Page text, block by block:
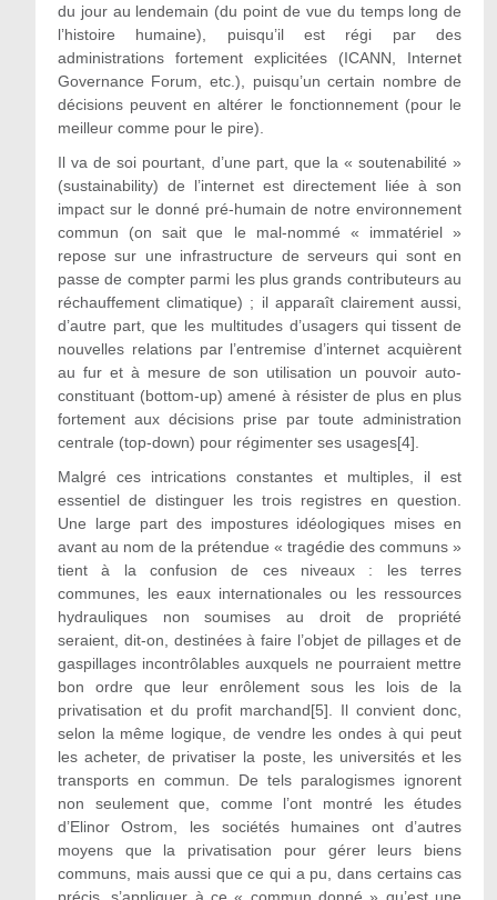
du jour au lendemain (du point de vue du temps long de
l’histoire humaine), puisqu’il est régi par des
administrations fortement explicitées (ICANN, Internet
Governance Forum, etc.), puisqu’un certain nombre de
décisions peuvent en altérer le fonctionnement (pour le
meilleur comme pour le pire).
Il va de soi pourtant, d’une part, que la « soutenabilité »
(sustainability) de l’internet est directement liée à son
impact sur le donné pré-humain de notre environnement
commun (on sait que le mal-nommé « immatériel »
repose sur une infrastructure de serveurs qui sont en
passe de compter parmi les plus grands contributeurs au
réchauffement climatique) ; il apparaît clairement aussi,
d’autre part, que les multitudes d’usagers qui tissent de
nouvelles relations par l’entremise d’internet acquièrent
au fur et à mesure de son utilisation un pouvoir auto-
constituant (bottom-up) amené à résister de plus en plus
fortement aux décisions prise par toute administration
centrale (top-down) pour régimenter ses usages[4].
Malgré ces intrications constantes et multiples, il est
essentiel de distinguer les trois registres en question.
Une large part des impostures idéologiques mises en
avant au nom de la prétendue « tragédie des communs »
tient à la confusion de ces niveaux : les terres
communes, les eaux internationales ou les ressources
hydrauliques non soumises au droit de propriété
seraient, dit-on, destinées à faire l’objet de pillages et de
gaspillages incontrôlables auxquels ne pourraient mettre
bon ordre que leur enrôlement sous les lois de la
privatisation et du profit marchand[5]. Il convient donc,
selon la même logique, de vendre les ondes à qui peut
les acheter, de privatiser la poste, les universités et les
transports en commun. De tels paralogismes ignorent
non seulement que, comme l’ont montré les études
d’Elinor Ostrom, les sociétés humaines ont d’autres
moyens que la privatisation pour gérer leurs biens
communs, mais aussi que ce qui a pu, dans certains cas
précis, s’appliquer à ce « commun donné » qu’est une